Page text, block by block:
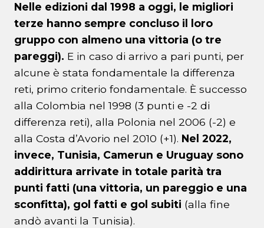
Nelle edizioni dal 1998 a oggi, le migliori
terze hanno sempre concluso il loro
gruppo con almeno una vittoria (o tre
pareggi). E in caso di arrivo a pari punti, per
alcune è stata fondamentale la differenza
reti, primo criterio fondamentale. È successo
alla Colombia nel 1998 (3 punti e -2 di
differenza reti), alla Polonia nel 2006 (-2) e
alla Costa d’Avorio nel 2010 (+1). Nel 2022,
invece, Tunisia, Camerun e Uruguay sono
addirittura arrivate in totale parità tra
punti fatti (una vittoria, un pareggio e una
sconfitta), gol fatti e gol subiti (alla fine
andò avanti la Tunisia).